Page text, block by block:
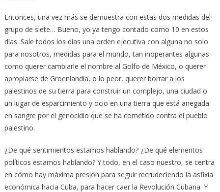
Entonces, una vez más se demuestra con estas dos medidas del
grupo de siete… Bueno, yo ya tengo contado como 10 en estos
días. Sale todos los días una orden ejecutiva con alguna no solo
para nosotros, medidas para el mundo, tan inoperantes algunas
como querer cambiarle el nombre al Golfo de México, o querer
apropiarse de Groenlandia, o lo peor, querer borrar a los
palestinos de su tierra para construir un complejo, una ciudad o
un lugar de esparcimiento y ocio en una tierra que está anegada
en sangre por el genocidio que se ha cometido contra el pueblo
palestino.
¿De qué sentimientos estamos hablando? ¿De qué elementos
políticos estamos hablando? Y todo, en el caso nuestro, se centra
en cómo hay máxima presión para seguir recrudeciendo la asfixia
económica hacia Cuba, para hacer caer la Revolución Cubana. Y